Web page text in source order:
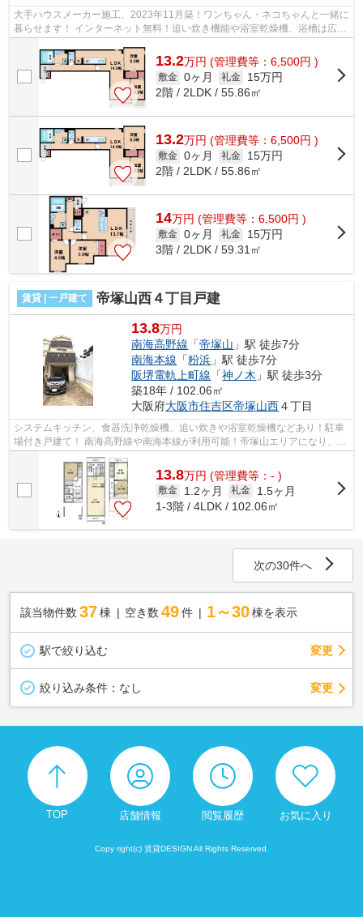
大手ハウスメーカー施工、2023年11月築！ワンちゃん・ネコちゃんと一緒に
暮らせます！ インターネット無料！追い炊き機能や浴室乾燥機、浴槽は広々
1坪タイプ！全室エアコン付きです！...
13.2万円 (管理費等：6,500円 )
敷金 0ヶ月 礼金
15万円
2階 / 2LDK / 55.86㎡
13.2万円 (管理費等：6,500円 )
敷金 0ヶ月 礼金
15万円
2階 / 2LDK / 55.86㎡
14万円 (管理費等：6,500円 )
敷金 0ヶ月 礼金
15万円
3階 / 2LDK / 59.31㎡
賃貸 | 一戸建て 帝塚山西４丁目戸建
13.8万円
南海高野線 「帝塚山 」駅 徒歩7分
南海本線 「粉浜 」駅 徒歩7分
阪堺電軌上町線 「神ノ木 」駅 徒歩3分
築18年 / 102.06㎡
大阪府大阪市住吉区帝塚山西４丁目
システムキッチン、食器洗浄乾燥機、追い炊きや浴室乾燥機などあり！駐車
場付き戸建て！ 南海高野線や南海本線が利用可能！帝塚山エリアになり、静
かで住みやすい環境になっておりま...
13.8万円 (管理費等：- )
敷金 1.2ヶ月 礼金
1.5ヶ月
1-3階 / 4LDK / 102.06㎡
次の30件へ
該当物件数 37棟 空き数 49 件 1～30 棟を表示
駅で絞り込む 変更
絞り込み条件： なし 変更
TOP 店舗情報 閲覧履歴 お気に入り
Copy right(c) 賃貸DESIGN All Rights Reserved.